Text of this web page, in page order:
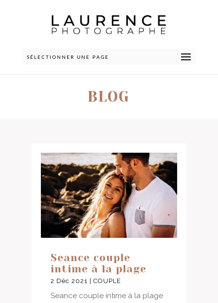
SÉLECTIONNER UNE PAGE
BLOG
Seance couple
intime à la plage
2 Déc 2021 COUPLE
Seance couple intime à la plage